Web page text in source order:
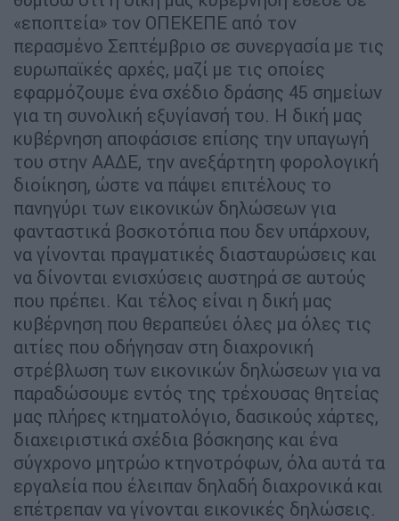
«εποπτεία» τον ΟΠΕΚΕΠΕ από τον
περασμένο Σεπτέμβριο σε συνεργασία με τις
ευρωπαϊκές αρχές, μαζί με τις οποίες
εφαρμόζουμε ένα σχέδιο δράσης 45 σημείων
για τη συνολική εξυγίανσή του. Η δική μας
κυβέρνηση αποφάσισε επίσης την υπαγωγή
του στην ΑΑΔΕ, την ανεξάρτητη φορολογική
διοίκηση, ώστε να πάψει επιτέλους το
πανηγύρι των εικονικών δηλώσεων για
φανταστικά βοσκοτόπια που δεν υπάρχουν,
να γίνονται πραγματικές διασταυρώσεις και
να δίνονται ενισχύσεις αυστηρά σε αυτούς
που πρέπει. Και τέλος είναι η δική μας
κυβέρνηση που θεραπεύει όλες μα όλες τις
αιτίες που οδήγησαν στη διαχρονική
στρέβλωση των εικονικών δηλώσεων για να
παραδώσουμε εντός της τρέχουσας θητείας
μας πλήρες κτηματολόγιο, δασικούς χάρτες,
διαχειριστικά σχέδια βόσκησης και ένα
σύγχρονο μητρώο κτηνοτρόφων, όλα αυτά τα
εργαλεία που έλειπαν δηλαδή διαχρονικά και
επέτρεπαν να γίνονται εικονικές δηλώσεις.